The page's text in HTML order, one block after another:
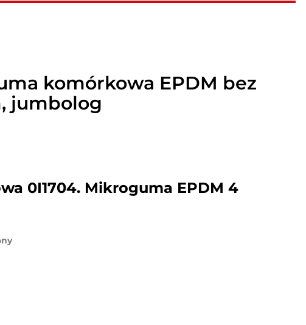
komórkowa EPDM bez
jumbolog
0I1704. Mikroguma EPDM 4